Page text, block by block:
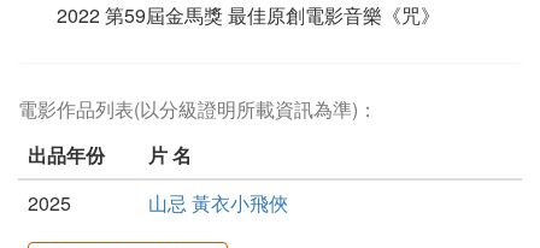
2022 第59屆金馬獎 最佳原創電影音樂《咒》
電影作品列表(以分級證明所載資訊為準)：
出品年份
片 名
2025
山忌 黃衣小飛俠